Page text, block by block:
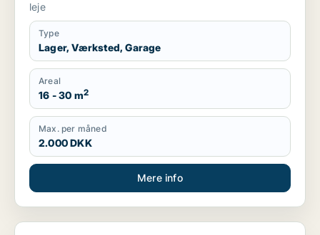
leje
Type
Lager, Værksted, Garage
Areal
16 - 30 m2
Max. per måned
2.000 DKK
Mere info